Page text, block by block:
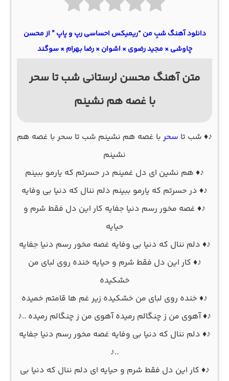
دانلود آهنگ شبِ من “ریمیکس احساسی رپ و پاپ ” از محسن
چاوشی × مجید رضوی × اشوان × رضا بهرام × سوگند
متن آهنگ محسن لرستانی شب تا سحر
با غصه هم نشینم
♪♦ شب تا سحر با غصه هم نشینم شب تا سحر با غصه هم
نشینم
♪♦ هم نشین ای دل غمینم در حسرتم که یارمو ببینم
♪♦ در حسرتم که یارمو ببینم دلم ننال که دنیا بی وفایه
♪♦ غصه مخور رسم دنیا جفایه کار این دل فقط شرم و
حیایه
♪♦ دلم ننال که دنیا بی وفایه غصه مخور رسم دنیا جفایه
♪♦ کار این دل فقط شرم و حیایه خنده روی لبای من
خشکیده
♪♦ خنده روی لبای من خشکیده زیر غم ها قامتم خمیده
♪♦ آهوی من ز چنگالم رمیده آهوی من ز چنگالم رمیده ..♪
♪♦ دلم ننال که دنیا بی وفایه غصه مخور رسم دنیا جفایه
..♪
♪♦ کار این دل فقط شرم و حیایه ای دلم ننال که دنیا بی